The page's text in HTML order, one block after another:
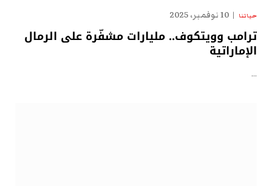
حياتنا 10 نوفمبر، 2025
ترامب وويتكوف.. مليارات مشفّرة على الرمال
الإماراتية
…